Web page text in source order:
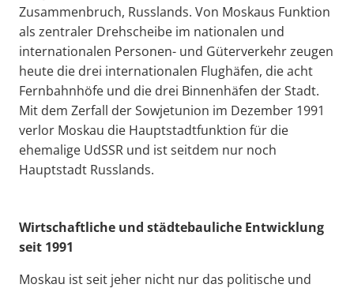
Zusammenbruch, Russlands. Von Moskaus Funktion
als zentraler Drehscheibe im nationalen und
internationalen Personen- und Güterverkehr zeugen
heute die drei internationalen Flughäfen, die acht
Fernbahnhöfe und die drei Binnenhäfen der Stadt.
Mit dem Zerfall der Sowjetunion im Dezember 1991
verlor Moskau die Hauptstadtfunktion für die
ehemalige UdSSR und ist seitdem nur noch
Hauptstadt Russlands.
Wirtschaftliche und städtebauliche Entwicklung
seit 1991
Moskau ist seit jeher nicht nur das politische und